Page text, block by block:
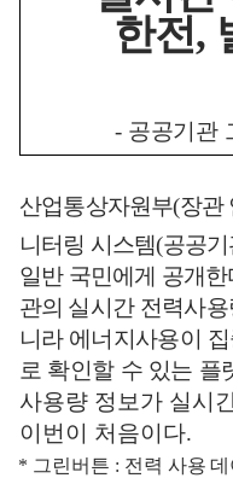
한전,
- 공공기관
산업통상자원부(장관
니터링 시스템(공공기
일반 국민에게 공개한
관의 실시간 전력사
니라 에너지사용이
로 확인할 수 있는 플
사용량 정보가 실시
이번이 처음이다.
* 그린버튼 : 전력 사용